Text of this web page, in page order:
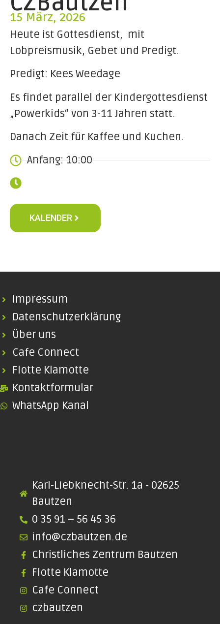
15 März, 2026
Heute ist Gottesdienst, mit
Lobpreismusik, Gebet und Predigt.
Predigt: Kees Weedage
Es findet parallel der Kindergottesdienst
„Powerkids“ von 3-11 Jahren statt.
Danach Zeit für Kaffee und Kuchen.
Anfang: 10:00
KALENDER
Impressum
Datenschutzerklärung
Über uns
Cafe Connect
Flotte Klamotte
Kontaktformular
WhatsApp Kanal
Karl-Liebknecht-Str. 1a - 02625
Bautzen
0 35 91 – 56 45 36
info@czbautzen.de
Christliches Zentrum Bautzen
Flotte Klamotte
Cafe Connect
czbautzen